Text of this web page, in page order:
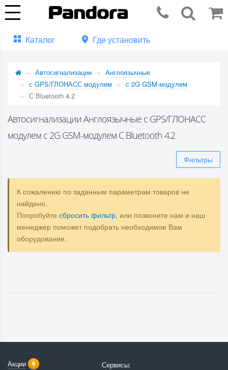
Каталог Где установить
Автосигнализации
Англоязычные
с GPS/ГЛОНАСС модулем
с 2G GSM-модулем
С Bluetooth 4.2
Автосигнализации Англоязычные с GPS/ГЛОНАСС
модулем с 2G GSM-модулем С Bluetooth 4.2
Фильтры
К сожалению по заданным параметрам товаров не
найдено.
Попробуйте сбросить фильтр, или позвоните нам и наш
менеджер поможет подобрать необходимое Вам
оборудование.
Акции
Сервисы: